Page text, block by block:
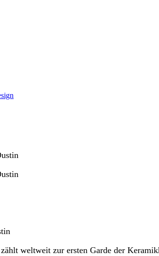
zählt weltweit zur ersten Garde der